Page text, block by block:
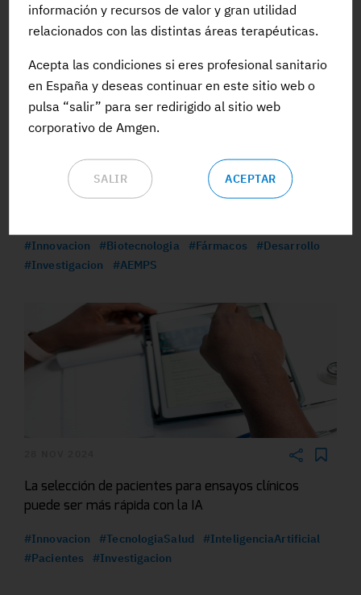
información y recursos de valor y gran utilidad
relacionados con las distintas áreas terapéuticas.
Acepta las condiciones si eres profesional sanitario
en España y deseas continuar en este sitio web o
pulsa “salir” para ser redirigido al sitio web
corporativo de Amgen.
SALIR ACEPTAR
23 ENE 2025
España encabeza la investigación con terapias
#Innovacion #Biotecnologia #Fármacos
#Desarrollo
#Investigacion
#AEMPS
La selección de pacientes para ensayos clínicos
puede ser más rápida con la IA
#Innovacion #TecnologiaSalud
#InteligenciaArtificial
#Pacientes
#Investigacion